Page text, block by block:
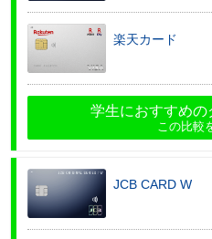
楽天カード
学生におすすめの
この比較
JCB CARD W